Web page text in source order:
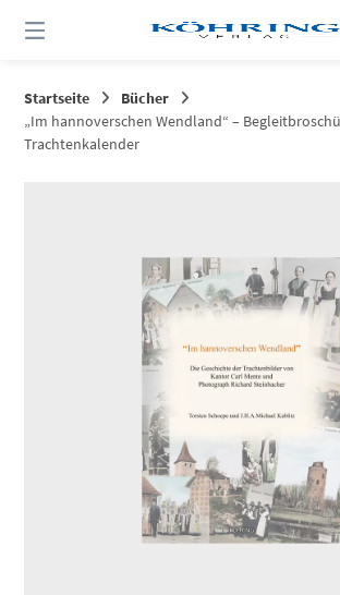
Startseite
Bücher
„Im hannoverschen Wendland“ –
Trachtenkalender